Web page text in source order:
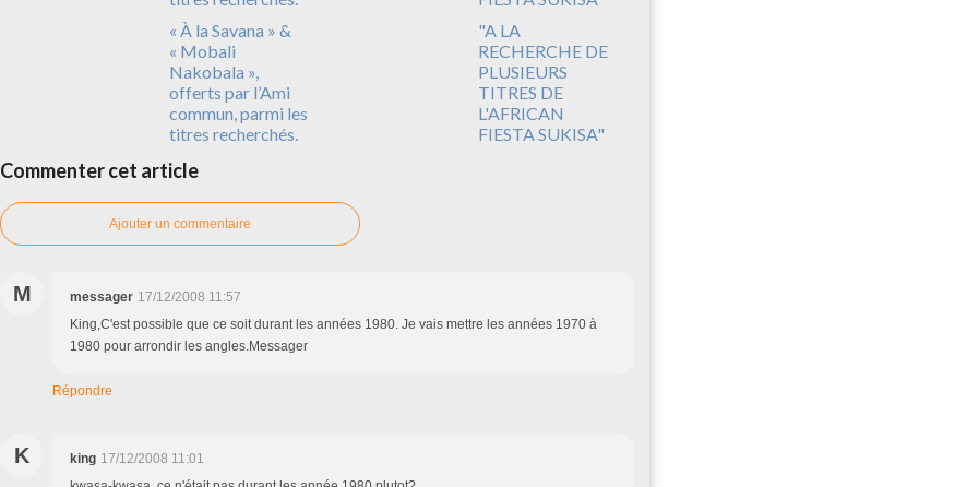
« À la Savana » &
« Mobali
Nakobala »,
offerts par l’Ami
commun, parmi les
titres recherchés.
"A LA
RECHERCHE DE
PLUSIEURS
TITRES DE
L'AFRICAN
FIESTA SUKISA"
Commenter cet article
Ajouter un commentaire
M messager 17/12/2008 11:57
King,C'est possible que ce soit durant les années 1980. Je vais mettre les années 1970 à
1980 pour arrondir les angles.Messager
Répondre
K king 17/12/2008 11:01